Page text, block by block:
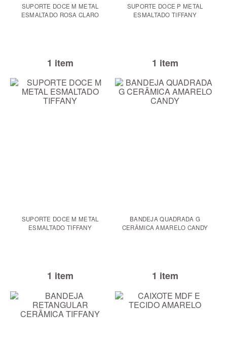
SUPORTE DOCE M METAL
ESMALTADO ROSA CLARO
1 item
SUPORTE DOCE P METAL
ESMALTADO TIFFANY
1 item
SUPORTE DOCE M METAL
ESMALTADO TIFFANY
1 item
BANDEJA QUADRADA G
CERÂMICA AMARELO CANDY
1 item